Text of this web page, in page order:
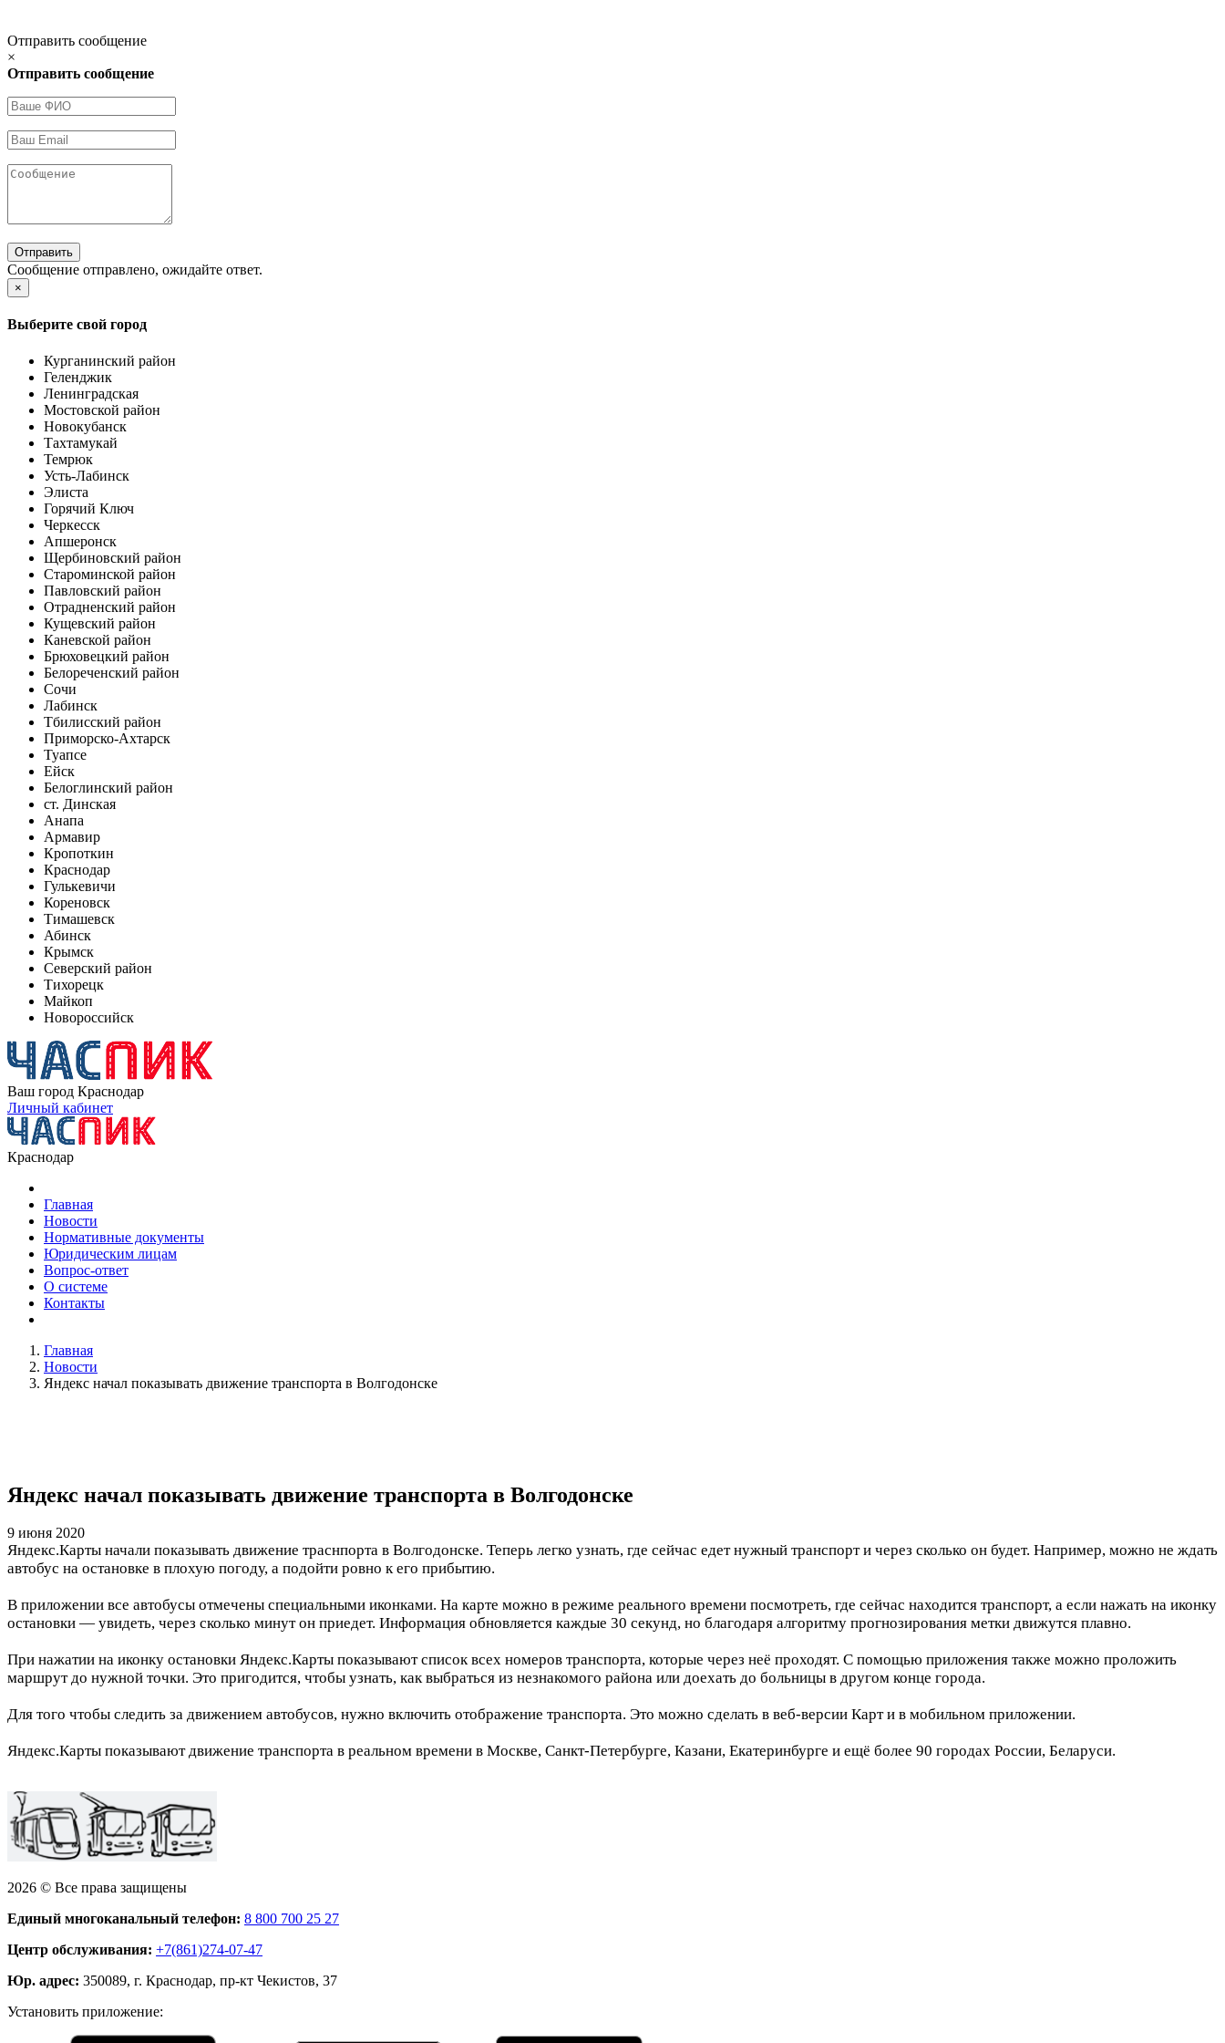
Отправить сообщение
×
Отправить сообщение
Отправить
Сообщение отправлено, ожидайте ответ.
×
Выберите свой город
Курганинский район
Геленджик
Ленинградская
Мостовской район
Новокубанск
Тахтамукай
Темрюк
Усть-Лабинск
Элиста
Горячий Ключ
Черкесск
Апшеронск
Щербиновский район
Староминской район
Павловский район
Отрадненский район
Кущевский район
Каневской район
Брюховецкий район
Белореченский район
Сочи
Лабинск
Тбилисский район
Приморско-Ахтарск
Туапсе
Ейск
Белоглинский район
ст. Динская
Анапа
Армавир
Кропоткин
Краснодар
Гулькевичи
Кореновск
Тимашевск
Абинск
Крымск
Северский район
Тихорецк
Майкоп
Новороссийск
Ваш город Краснодар
Личный кабинет
Краснодар
Главная
Новости
Нормативные документы
Юридическим лицам
Вопрос-ответ
О системе
Контакты
Главная
Новости
Яндекс начал показывать движение транспорта в Волгодонске
Яндекс начал показывать движение транспорта в Волгодонске
9 июня 2020
Яндекс.Карты начали показывать движение траснпорта в Волгодонске. Теперь легко узнать, где сейчас едет нужный транспорт и через сколько он будет. Например, можно не ждать
автобус на остановке в плохую погоду, а подойти ровно к его прибытию.
В приложении все автобусы отмечены специальными иконками. На карте можно в режиме реального времени посмотреть, где сейчас находится транспорт, а если нажать на иконку
остановки — увидеть, через сколько минут он приедет. Информация обновляется каждые 30 секунд, но благодаря алгоритму прогнозирования метки движутся плавно.
При нажатии на иконку остановки Яндекс.Карты показывают список всех номеров транспорта, которые через неё проходят. С помощью приложения также можно проложить
маршрут до нужной точки. Это пригодится, чтобы узнать, как выбраться из незнакомого района или доехать до больницы в другом конце города.
Для того чтобы следить за движением автобусов, нужно включить отображение транспорта. Это можно сделать в веб-версии Карт и в мобильном приложении.
Яндекс.Карты показывают движение транспорта в реальном времени в Москве, Санкт-Петербурге, Казани, Екатеринбурге и ещё более 90 городах России, Беларуси.
2026 © Все права защищены
Единый многоканальный телефон: 8 800 700 25 27
Центр обслуживания: +7(861)274-07-47
Юр. адрес: 350089, г. Краснодар, пр-кт Чекистов, 37
Установить приложение: